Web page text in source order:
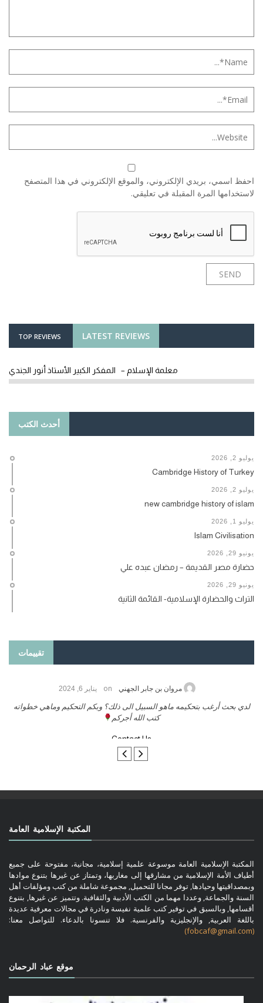
احفظ اسمي، بريدي الإلكتروني، والموقع الإلكتروني في هذا المتصفح
لاستخدامها المرة المقبلة في تعليقي.
LATEST REVIEWS
TOP REVIEWS
معلمة الإسلام – المفكر الكبير الأستاذ أنور الجندي
أحدث الكتب
يوليو 2, 2026
Cambridge History of Turkey
يوليو 2, 2026
new cambridge history of islam
يوليو 1, 2026
Islam Civilisation
يونيو 29, 2026
حضارة مصر القديمة – رمضان عبده علي
يونيو 29, 2026
التراث والحضارة الإسلامية- القائمة الثانية
تقييمات
حامد الزريقي on يناير 25, 2026
السلام عليكم ورحمة الله وبركاتة أرغب بنشر كتابي معكم
المكتبة الإسلامية العامة
المكتبة الإسلامية العامة موسوعة علمية إسلامية، مجانية، مفتوحة على جميع
أطياف الأمة الإسلامية من مشارقها إلى مغاربها، وتمتاز عن غيرها بتنوع موادها
وبمصداقيتها وحيادها, توفر مجانا للتحميل, مجموعة شاملة من كتب ومؤلفات أهل
السنة والجماعة, وعددا مهما من الكتب الأدبية والثقافية. وتتميز عن غيرها, بتنوع
أقسامها, وبالسبق في توفير كتب علمية نفيسة ونادرة في مجالات معرفية عديدة
باللغة العربية, والإنجليزية والفرنسية. فلا تنسونا بالدعاء. للتواصل معنا:
(fobcaf@gmail.com)
موقع عباد الرحمان